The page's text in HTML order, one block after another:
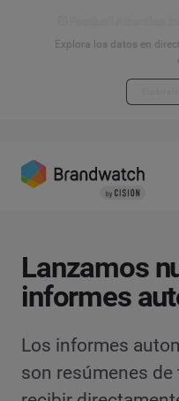
Explora los datos en
Lanzamos
informes
Los informes
son resúmenes